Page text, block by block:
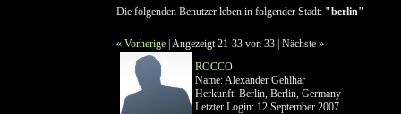
Die folgenden Benutzer leben in folgender Stadt: "berlin"
« Vorherige | Angezeigt 21-33 von 33 | Nächste »
ROCCO
Name: Alexander Gehlhar
Herkunft: Berlin, Berlin, Germany
Letzter Login: 12 September 2007